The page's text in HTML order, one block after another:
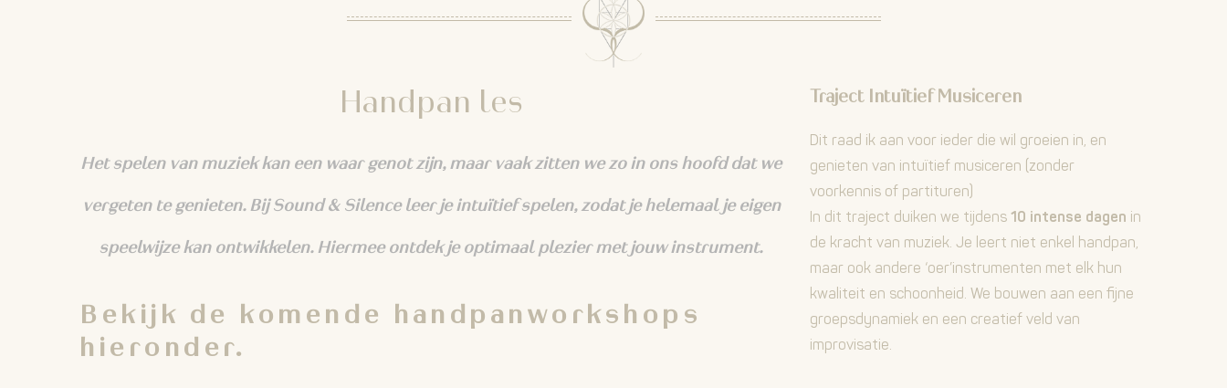
Handpan les
Het spelen van muziek kan een waar genot zijn, maar vaak zitten we zo in ons hoofd dat we
vergeten te genieten. Bij Sound & Silence leer je intuïtief spelen, zodat je helemaal je eigen
speelwijze kan ontwikkelen. Hiermee ontdek je optimaal plezier met jouw instrument.
Bekijk de komende handpanworkshops
hieronder.
Traject Intuïtief Musiceren
Dit raad ik aan voor ieder die wil groeien in, en
genieten van intuïtief musiceren (zonder
voorkennis of partituren)
In dit traject duiken we tijdens 10 intense dagen in
de kracht van muziek. Je leert niet enkel handpan,
maar ook andere ‘oer’instrumenten met elk hun
kwaliteit en schoonheid. We bouwen aan een fijne
groepsdynamiek en een creatief veld van
improvisatie.